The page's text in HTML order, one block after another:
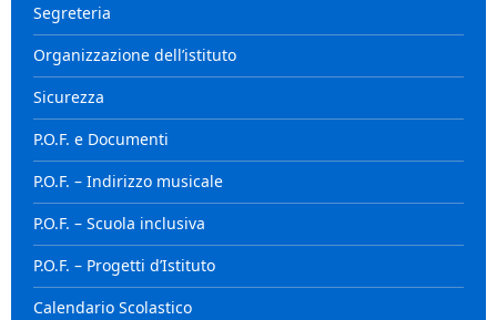
Segreteria
Organizzazione dell’istituto
Sicurezza
P.O.F. e Documenti
P.O.F. – Indirizzo musicale
P.O.F. – Scuola inclusiva
P.O.F. – Progetti d’Istituto
Calendario Scolastico